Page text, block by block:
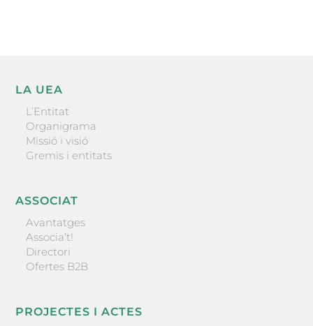
LA UEA
L’Entitat
Organigrama
Missió i visió
Gremis i entitats
ASSOCIAT
Avantatges
Associa’t!
Directori
Ofertes B2B
PROJECTES I ACTES